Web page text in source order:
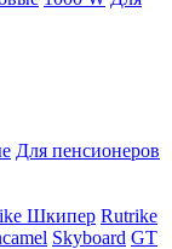
Для пенсионеров
Шкипер Rutrike
Skyboard GT